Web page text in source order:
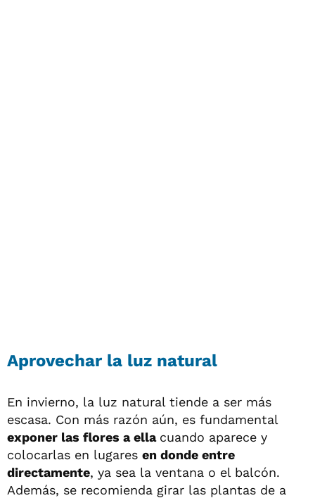
Aprovechar la luz natural
En invierno, la luz natural tiende a ser más
escasa. Con más razón aún, es fundamental
exponer las flores a ella cuando aparece y
colocarlas en lugares en donde entre
directamente, ya sea la ventana o el balcón.
Además, se recomienda girar las plantas de a